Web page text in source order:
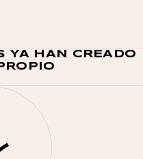
YA HAN CREADO